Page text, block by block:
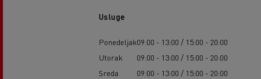
Usluge
Ponedeljak09:00 - 13:00 / 15:00 - 20:00
Utorak
09:00 - 13:00 / 15:00 - 20:00
Sreda
09:00 - 13:00 / 15:00 - 20:00